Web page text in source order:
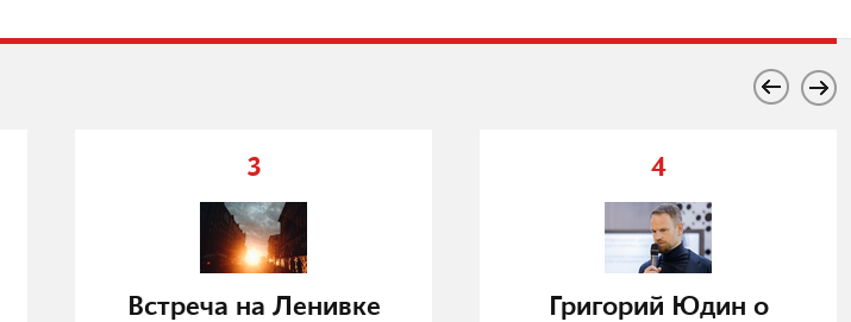
3
Встреча на Ленивке
4
Григорий Юдин о